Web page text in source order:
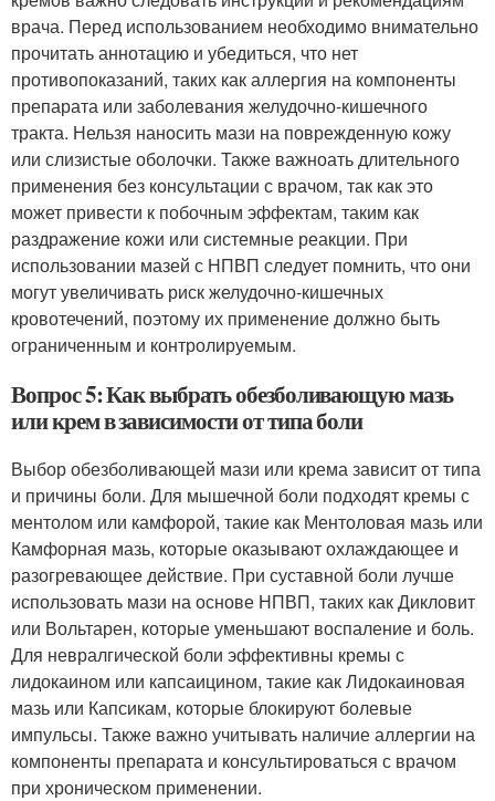
врача. Перед использованием необходимо внимательно
прочитать аннотацию и убедиться, что нет
противопоказаний, таких как аллергия на компоненты
препарата или заболевания желудочно-кишечного
тракта. Нельзя наносить мази на поврежденную кожу
или слизистые оболочки. Также важноать длительного
применения без консультации с врачом, так как это
может привести к побочным эффектам, таким как
раздражение кожи или системные реакции. При
использовании мазей с НПВП следует помнить, что они
могут увеличивать риск желудочно-кишечных
кровотечений, поэтому их применение должно быть
ограниченным и контролируемым.
Вопрос 5: Как выбрать обезболивающую мазь
или крем в зависимости от типа боли
Выбор обезболивающей мази или крема зависит от типа
и причины боли. Для мышечной боли подходят кремы с
ментолом или камфорой, такие как Ментоловая мазь или
Камфорная мазь, которые оказывают охлаждающее и
разогревающее действие. При суставной боли лучше
использовать мази на основе НПВП, таких как Дикловит
или Вольтарен, которые уменьшают воспаление и боль.
Для невралгической боли эффективны кремы с
лидокаином или капсаицином, такие как Лидокаиновая
мазь или Капсикам, которые блокируют болевые
импульсы. Также важно учитывать наличие аллергии на
компоненты препарата и консультироваться с врачом
при хроническом применении.